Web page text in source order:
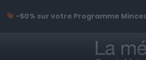
-50% sur votre Programme